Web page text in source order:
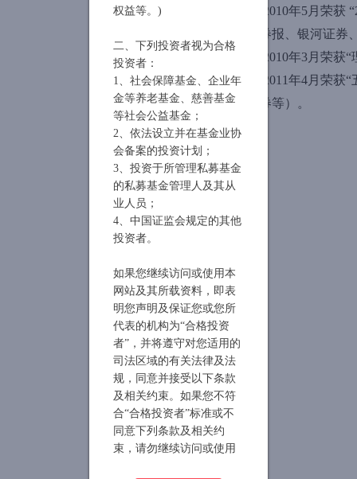
权益等。)
二、下列投资者视为合格
投资者：
1、社会保障基金、企业年
金等养老基金、慈善基金
等社会公益基金；
2、依法设立并在基金业协
会备案的投资计划；
3、投资于所管理私募基金
的私募基金管理人及其从
业人员；
4、中国证监会规定的其他
投资者。
如果您继续访问或使用本
网站及其所载资料，即表
明您声明及保证您或您所
代表的机构为“合格投资
者”，并将遵守对您适用的
司法区域的有关法律及法
规，同意并接受以下条款
及相关约束。如果您不符
合“合格投资者”标准或不
同意下列条款及相关约
束，请勿继续访问或使用
2010年5月荣获
券报、银河证
2010年3月荣获
2011年4月荣获
券等）。